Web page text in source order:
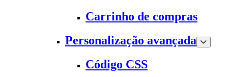
Carrinho de compras
Personalização avançada
Código CSS